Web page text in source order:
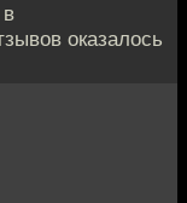
оказалось